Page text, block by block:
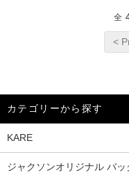
全
<
カテゴリーから探す
KARE
ジャクソンオリジナル バッ